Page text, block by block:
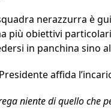
nerazzurra è
più obiettivi
in panchina sino
affida
niente di quello che